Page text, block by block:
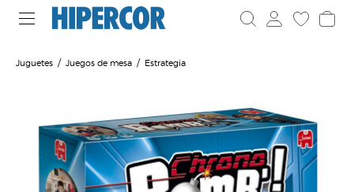
Juguetes Juegos de mesa Estrategia